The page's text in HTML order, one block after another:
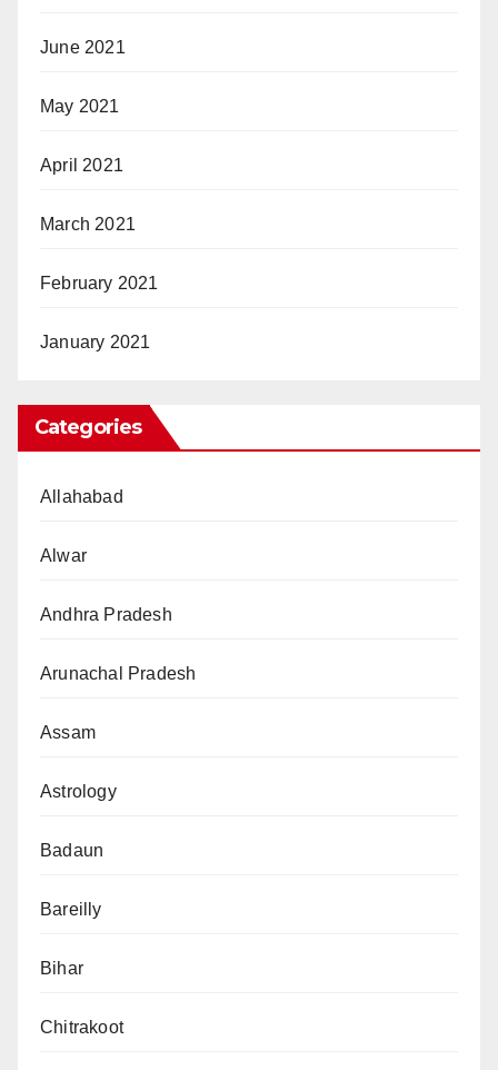
June 2021
May 2021
April 2021
March 2021
February 2021
January 2021
Categories
Allahabad
Alwar
Andhra Pradesh
Arunachal Pradesh
Assam
Astrology
Badaun
Bareilly
Bihar
Chitrakoot